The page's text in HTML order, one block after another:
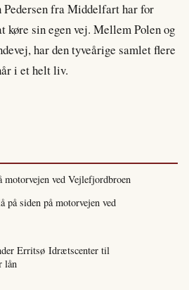
Pedersen fra Middelfart har for
køre sin egen vej. Mellem Polen og
har den tyveårige samlet flere
i et helt liv.
ved Vejlefjordbroen
siden på motorvejen ved
Erritsø Idrætscenter til
lån